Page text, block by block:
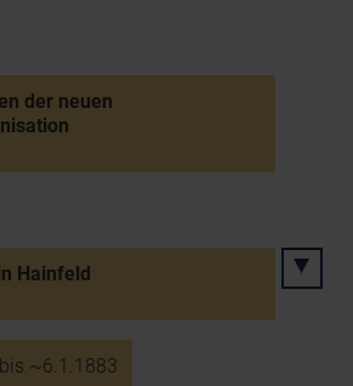
der neuen
Hainfeld
~6.1.1883